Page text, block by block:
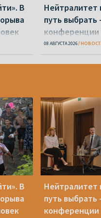
В
Нейтралитет
путь выбрать
конференции
08 АВГУСТА 2026
В
Нейтралитет
путь выбрать
конференции